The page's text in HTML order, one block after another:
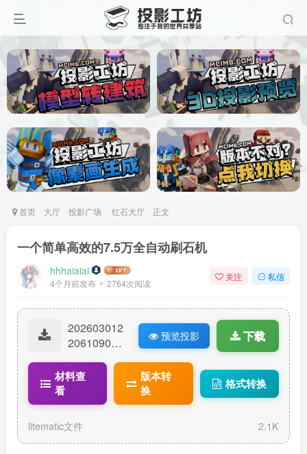
首页 大厅 投影广场 红石大厅 正文
一个简单高效的7.5万全自动刷石机
hhhaiaiai
4个月前发布 2764次阅读
关注 私信
202603012
20610908-
机.litematic
预览投影 下载
材料查
看
版本转
换
格式转换
litematic文件 2.1K